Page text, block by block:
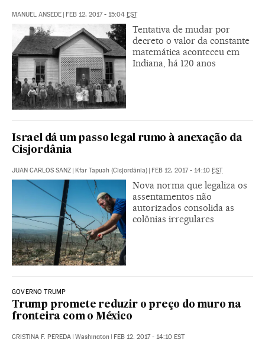
MANUEL ANSEDE | FEB 12, 2017 - 15:04 EST
Tentativa de mudar por
decreto o valor da constante
matemática aconteceu em
Indiana, há 120 anos
Israel dá um passo legal rumo à anexação da
Cisjordânia
JUAN CARLOS SANZ | Kfar Tapuah (Cisjordânia) | FEB 12, 2017 - 14:10 EST
Nova norma que legaliza os
assentamentos não
autorizados consolida as
colônias irregulares
GOVERNO TRUMP
Trump promete reduzir o preço do muro na
fronteira com o México
CRISTINA F. PEREDA | Washington | FEB 12, 2017 - 14:10 EST